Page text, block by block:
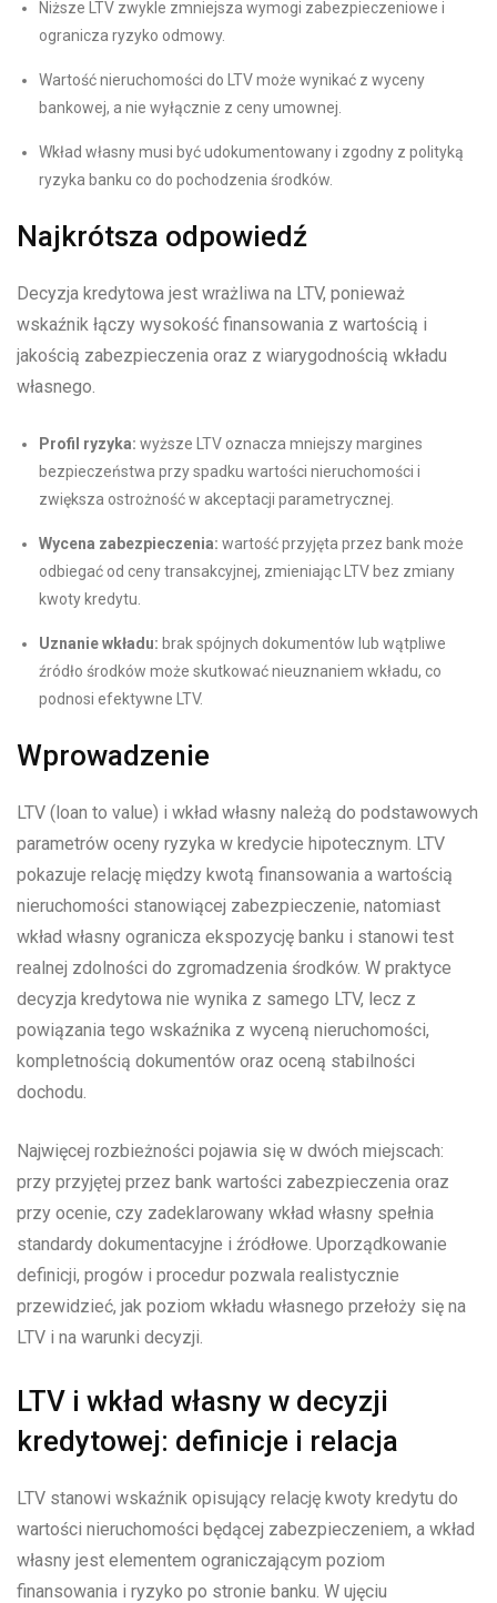
Niższe LTV zwykle zmniejsza wymogi zabezpieczeniowe i
ogranicza ryzyko odmowy.
Wartość nieruchomości do LTV może wynikać z wyceny
bankowej, a nie wyłącznie z ceny umownej.
Wkład własny musi być udokumentowany i zgodny z polityką
ryzyka banku co do pochodzenia środków.
Najkrótsza odpowiedź
Decyzja kredytowa jest wrażliwa na LTV, ponieważ
wskaźnik łączy wysokość finansowania z wartością i
jakością zabezpieczenia oraz z wiarygodnością wkładu
własnego.
Profil ryzyka: wyższe LTV oznacza mniejszy margines
bezpieczeństwa przy spadku wartości nieruchomości i
zwiększa ostrożność w akceptacji parametrycznej.
Wycena zabezpieczenia: wartość przyjęta przez bank może
odbiegać od ceny transakcyjnej, zmieniając LTV bez zmiany
kwoty kredytu.
Uznanie wkładu: brak spójnych dokumentów lub wątpliwe
źródło środków może skutkować nieuznaniem wkładu, co
podnosi efektywne LTV.
Wprowadzenie
LTV (loan to value) i wkład własny należą do podstawowych
parametrów oceny ryzyka w kredycie hipotecznym. LTV
pokazuje relację między kwotą finansowania a wartością
nieruchomości stanowiącej zabezpieczenie, natomiast
wkład własny ogranicza ekspozycję banku i stanowi test
realnej zdolności do zgromadzenia środków. W praktyce
decyzja kredytowa nie wynika z samego LTV, lecz z
powiązania tego wskaźnika z wyceną nieruchomości,
kompletnością dokumentów oraz oceną stabilności
dochodu.
Najwięcej rozbieżności pojawia się w dwóch miejscach:
przy przyjętej przez bank wartości zabezpieczenia oraz
przy ocenie, czy zadeklarowany wkład własny spełnia
standardy dokumentacyjne i źródłowe. Uporządkowanie
definicji, progów i procedur pozwala realistycznie
przewidzieć, jak poziom wkładu własnego przełoży się na
LTV i na warunki decyzji.
LTV i wkład własny w decyzji
kredytowej: definicje i relacja
LTV stanowi wskaźnik opisujący relację kwoty kredytu do
wartości nieruchomości będącej zabezpieczeniem, a wkład
własny jest elementem ograniczającym poziom
finansowania i ryzyko po stronie banku. W ujęciu